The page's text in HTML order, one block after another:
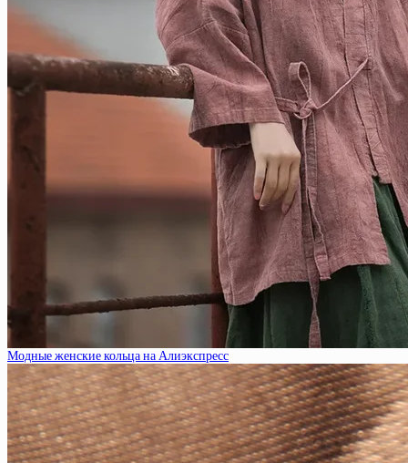
Модные женские кольца на Алиэкспресс